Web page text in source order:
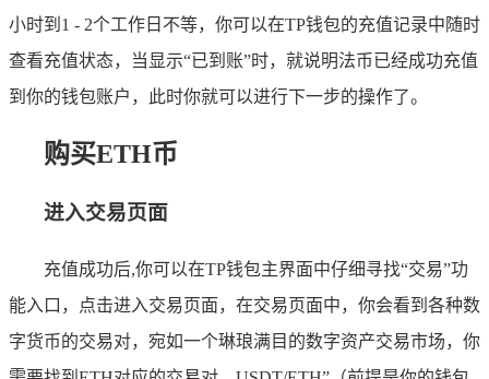
小时到1 - 2个工作日不等，你可以在TP钱包的充值记录中随时
查看充值状态，当显示“已到账”时，就说明法币已经成功充值
到你的钱包账户，此时你就可以进行下一步的操作了。
购买ETH币
进入交易页面
充值成功后,你可以在TP钱包主界面中仔细寻找“交易”功
能入口，点击进入交易页面，在交易页面中，你会看到各种数
字货币的交易对，宛如一个琳琅满目的数字资产交易市场，你